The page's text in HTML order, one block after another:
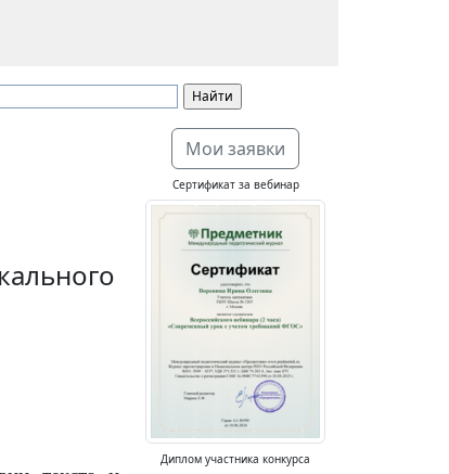
Мои заявки
Сертификат за вебинар
Диплом участника конкурса